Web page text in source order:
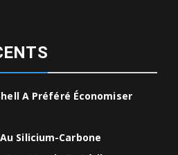
A Préféré Économiser
Silicium-Carbone